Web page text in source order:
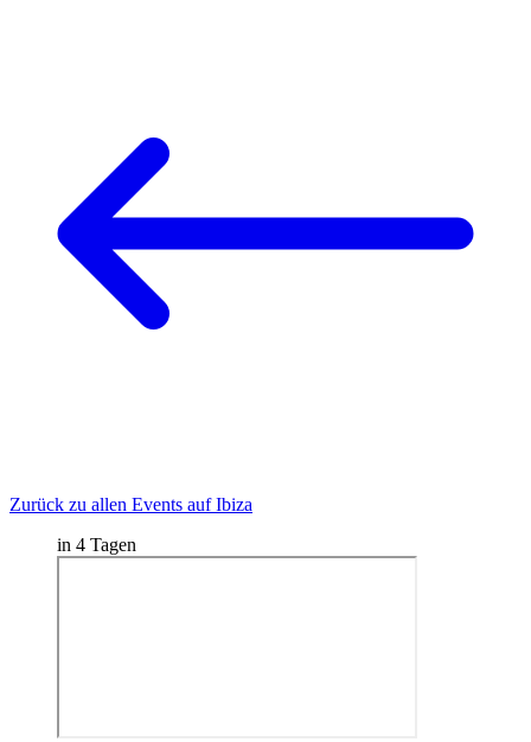
Zurück zu allen Events auf Ibiza
in 4 Tagen